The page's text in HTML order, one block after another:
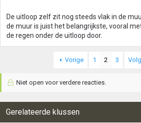
De uitloop zelf zit nog steeds vlak in de
de muur is juist het belangrijkste, vooral
de regen onder de uitloop door.
Vorige 1 2 3
Niet open voor verdere reacties.
Gerelateerde klussen